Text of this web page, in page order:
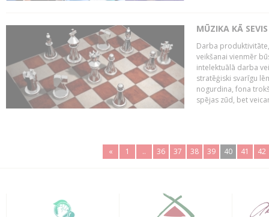
MŪZIKA KĀ
Darba
veikšanai vienmēr
intelektuālā darba
stratēģiski svarīgu
nogurdina, fona
spējas zūd, bet
« 1 .. 36 37 38 39 40 41 42